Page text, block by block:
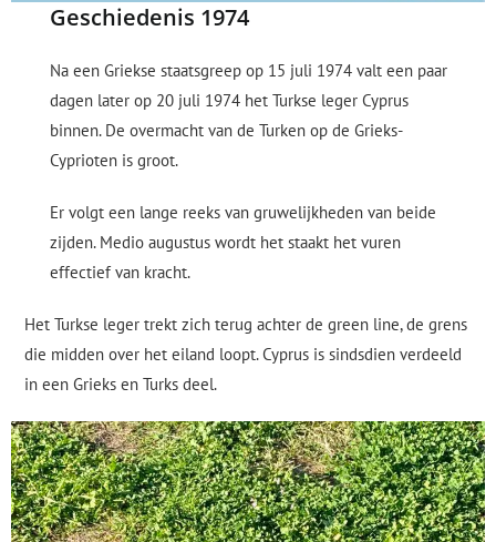
Geschiedenis 1974
Na een Griekse staatsgreep op 15 juli 1974 valt een paar
dagen later op 20 juli 1974 het Turkse leger Cyprus
binnen. De overmacht van de Turken op de Grieks-
Cyprioten is groot.
Er volgt een lange reeks van gruwelijkheden van beide
zijden. Medio augustus wordt het staakt het vuren
effectief van kracht.
Het Turkse leger trekt zich terug achter de green line, de grens
die midden over het eiland loopt. Cyprus is sindsdien verdeeld
in een Grieks en Turks deel.